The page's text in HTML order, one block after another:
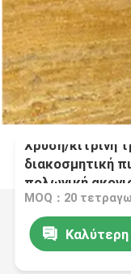
Χρυσή/κίτρινη
διακοσμητική
πολωνική
Καλύτερη